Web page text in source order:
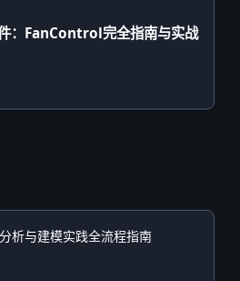
：FanControl完全指南与实战